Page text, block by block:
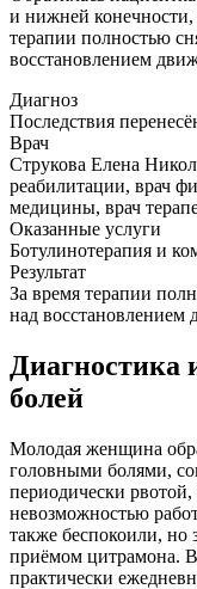
и нижней конечности,
терапии полностью
восстановлением
Диагноз
Последствия
Врач
Струкова Елена
реабилитации, врач
медицины, врач
Оказанные услуги
Ботулинотерапия и
Результат
За время терапии
над восстановлением
Диагностика
болей
Молодая женщина
головными болями,
периодически рвотой,
невозможностью
также беспокоили, но
приёмом цитрамона.
практически